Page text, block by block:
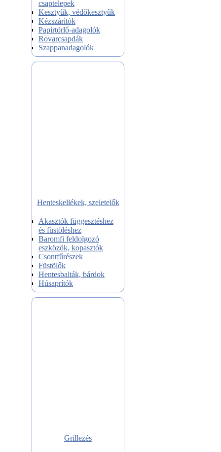
csaptelepek
Kesztyűk, védőkesztyűk
Kézszárítók
Papírtörlő-adagolók
Rovarcsapdák
Szappanadagolók
Henteskellékek, szeletelők
Akasztók függesztéshez
és füstöléshez
Baromfi feldolgozó
eszközök, kopasztók
Csontfűrészek
Füstölők
Hentesbalták, bárdok
Húsaprítók
Grillezés